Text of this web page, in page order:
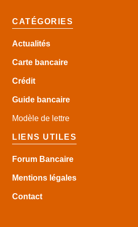
CATÉGORIES
Actualités
Carte bancaire
Crédit
Guide bancaire
Modèle de lettre
LIENS UTILES
Forum Bancaire
Mentions légales
Contact